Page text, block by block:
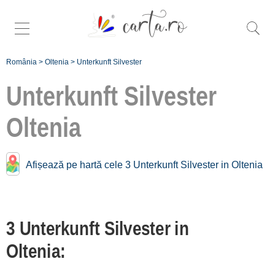
România > Oltenia > Unterkunft Silvester
Unterkunft Silvester
Oltenia
Afișează pe hartă cele 3 Unterkunft Silvester in Oltenia
3 Unterkunft Silvester in
Oltenia:
Mehr bestimmten
Vâlcea [3]
unitate de cazare
despre C A R T A ®